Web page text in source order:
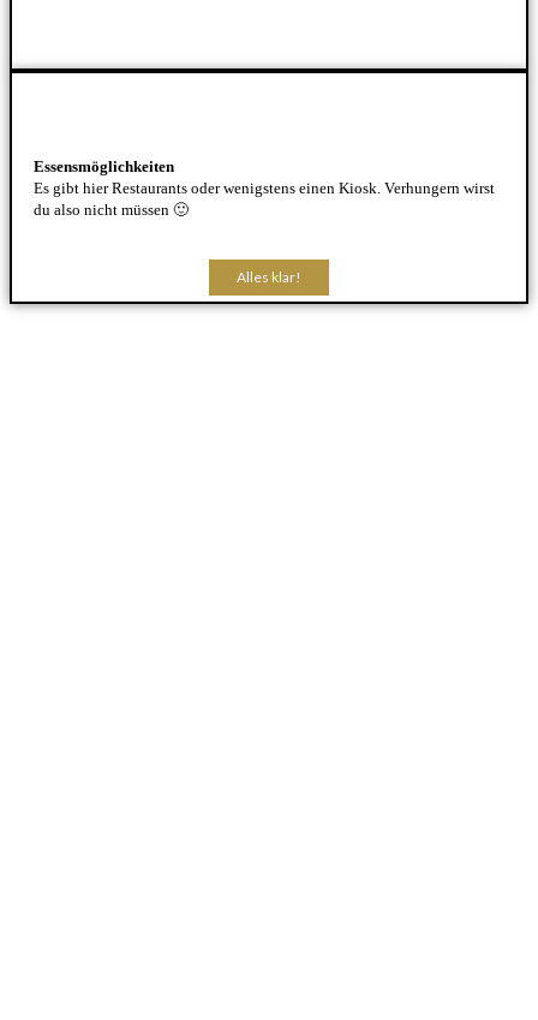
Alles klar!
Alles klar!
Alles klar!
Alles klar!
Essensmöglichkeiten
Es gibt hier Restaurants oder wenigstens einen Kiosk. Verhungern wirst
du also nicht müssen 🙂
Alles klar!